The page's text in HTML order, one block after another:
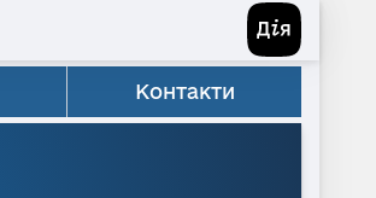
Контакти